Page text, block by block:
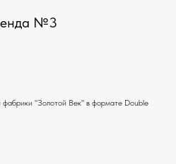
№3
"Золотой Век" в формате Double